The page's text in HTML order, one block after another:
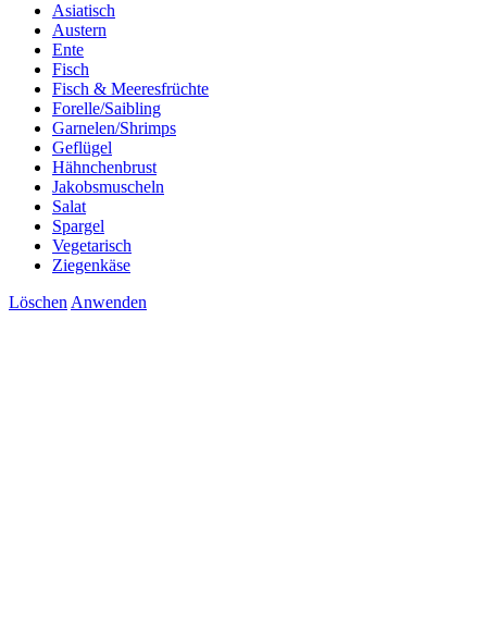
Asiatisch
Austern
Ente
Fisch
Fisch & Meeresfrüchte
Forelle/Saibling
Garnelen/Shrimps
Geflügel
Hähnchenbrust
Jakobsmuscheln
Salat
Spargel
Vegetarisch
Ziegenkäse
Löschen Anwenden